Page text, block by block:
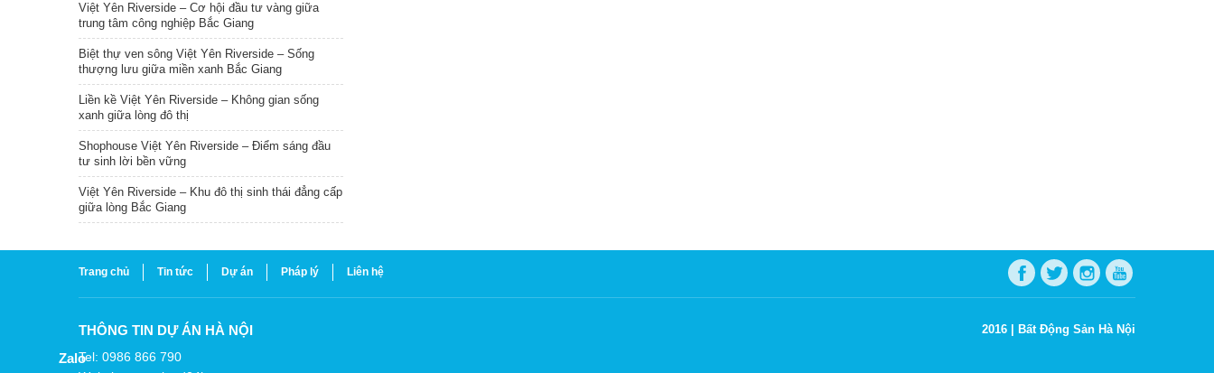
Việt Yên Riverside – Cơ hội đầu tư vàng giữa
trung tâm công nghiệp Bắc Giang
Biệt thự ven sông Việt Yên Riverside – Sống
thượng lưu giữa miền xanh Bắc Giang
Liền kề Việt Yên Riverside – Không gian sống
xanh giữa lòng đô thị
Shophouse Việt Yên Riverside – Điểm sáng đầu
tư sinh lời bền vững
Việt Yên Riverside – Khu đô thị sinh thái đẳng cấp
giữa lòng Bắc Giang
Trang chủ Tin tức Dự án Pháp lý Liên hệ
THÔNG TIN DỰ ÁN HÀ NỘI
Tel: 0986 866 790
2016 | Bất Động Sản Hà Nội
Zalo